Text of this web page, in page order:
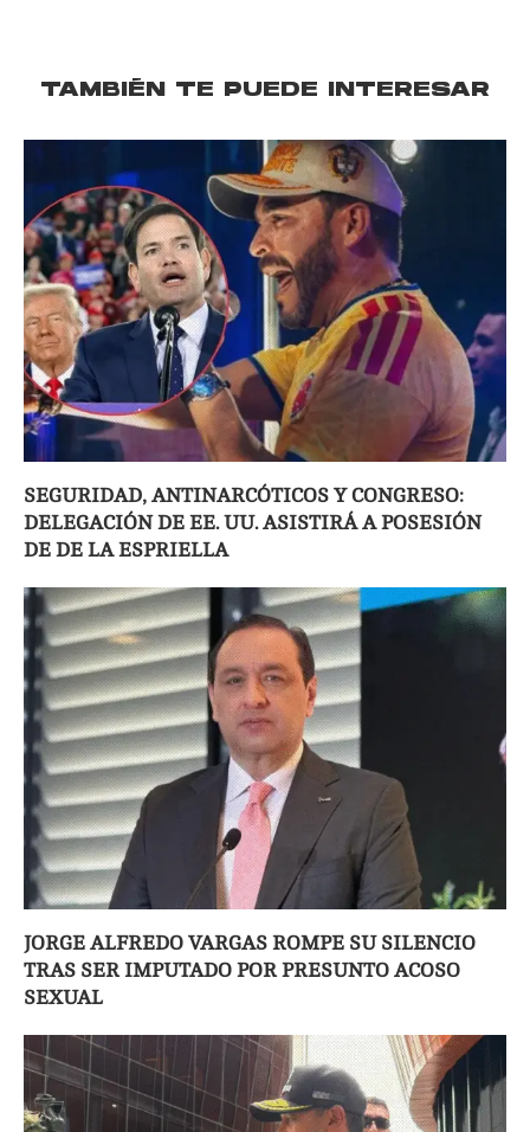
TAMBIÉN TE PUEDE INTERESAR
SEGURIDAD, ANTINARCÓTICOS Y CONGRESO:
DELEGACIÓN DE EE. UU. ASISTIRÁ A POSESIÓN
DE DE LA ESPRIELLA
JORGE ALFREDO VARGAS ROMPE SU SILENCIO
TRAS SER IMPUTADO POR PRESUNTO ACOSO
SEXUAL